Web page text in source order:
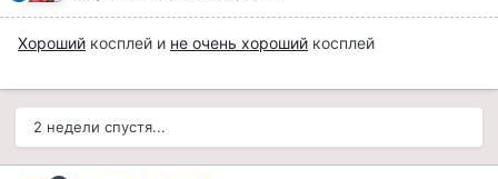
Хороший косплей и не очень хороший косплей
2 недели спустя...